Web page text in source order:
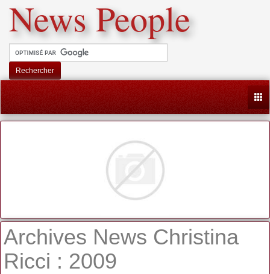
News People
Rechercher
Archives News Christina
Ricci : 2009